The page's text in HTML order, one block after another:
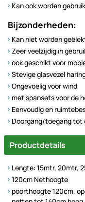
Kan ook worden
Bijzonderheden:
Kan niet worden
Zeer veelzijdig in
ook geschikt voor
Stevige glasvezel
Ongevoelig voor wind
met spansets voor de
Eenvoudig en
Doorgang/toegang tot
Productdetails
Lengte: 15mtr, 20mtr,
120cm Nethoogte
poorthoogte 120cm,